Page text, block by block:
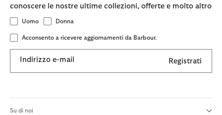
conoscere le nostre ultime collezioni, offerte e molto altro
Uomo Donna
Acconsento a ricevere aggiornamenti da Barbour.
Indirizzo e-mail Registrati
Su di noi